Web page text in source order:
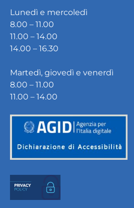
Lunedì e mercoledì
8.00 – 11.00
11.00 – 14.00
14.00 – 16.30
Martedì, giovedì e venerdì
8.00 – 11.00
11.00 – 14.00